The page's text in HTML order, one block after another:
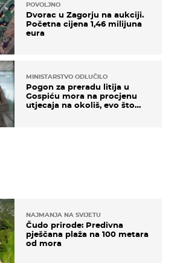
NAJMANJA NA SVIJETU
Čudo prirode: Predivna
pješčana plaža na 100 metara
od mora
POVOLJNO
Dvorac u Zagorju na aukciji.
Početna cijena 1,46 milijuna
eura
MINISTARSTVO ODLUČILO
Pogon za preradu litija u
Gospiću mora na procjenu
utjecaja na okoliš, evo što